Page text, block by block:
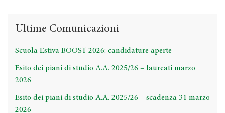
Ultime Comunicazioni
Scuola Estiva BOOST 2026: candidature aperte
Esito dei piani di studio A.A. 2025/26 – laureati marzo
2026
Esito dei piani di studio A.A. 2025/26 – scadenza 31 marzo
2026